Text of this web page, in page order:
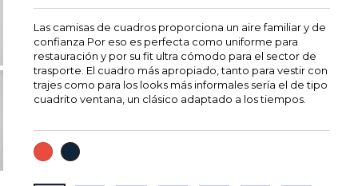
Las camisas de cuadros proporciona un aire familiar y de
confianza Por eso es perfecta como uniforme para
restauración y por su fit ultra cómodo para el sector de
trasporte. El cuadro más apropiado, tanto para vestir con
trajes como para los looks más informales sería el de tipo
cuadrito ventana, un clásico adaptado a los tiempos.
ROJOMARINO